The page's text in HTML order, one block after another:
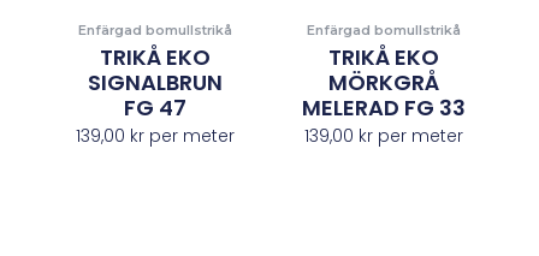
Enfärgad bomullstrikå
TRIKÅ EKO
SIGNALBRUN
FG 47
139,00 kr per meter
Enfärgad bomullstrikå
TRIKÅ EKO
MÖRKGRÅ
MELERAD FG 33
139,00 krper meter